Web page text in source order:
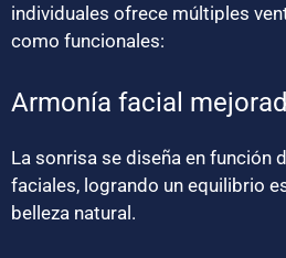
individuales ofrece múltiples
como funcionales:
Armonía facial
La sonrisa se diseña en función
faciales, logrando un equilibrio
belleza natural.